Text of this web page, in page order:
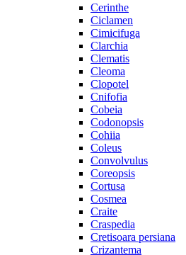
Cerinthe
Ciclamen
Cimicifuga
Clarchia
Clematis
Cleoma
Clopotel
Cnifofia
Cobeia
Codonopsis
Cohiia
Coleus
Convolvulus
Coreopsis
Cortusa
Cosmea
Craite
Craspedia
Cretisoara persiana
Crizantema